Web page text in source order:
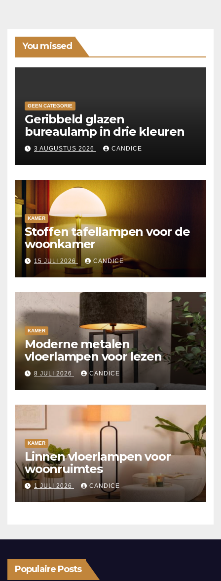
You missed
GEEN CATEGORIE
Geribbeld glazen
bureaulamp in drie kleuren
3 AUGUSTUS 2026 CANDICE
KAMER
Stoffen tafellampen voor de
woonkamer
15 JULI 2026 CANDICE
KAMER
Moderne metalen
vloerlampen voor lezen
8 JULI 2026 CANDICE
KAMER
Linnen vloerlampen voor
woonruimtes
1 JULI 2026 CANDICE
Populaire Posts